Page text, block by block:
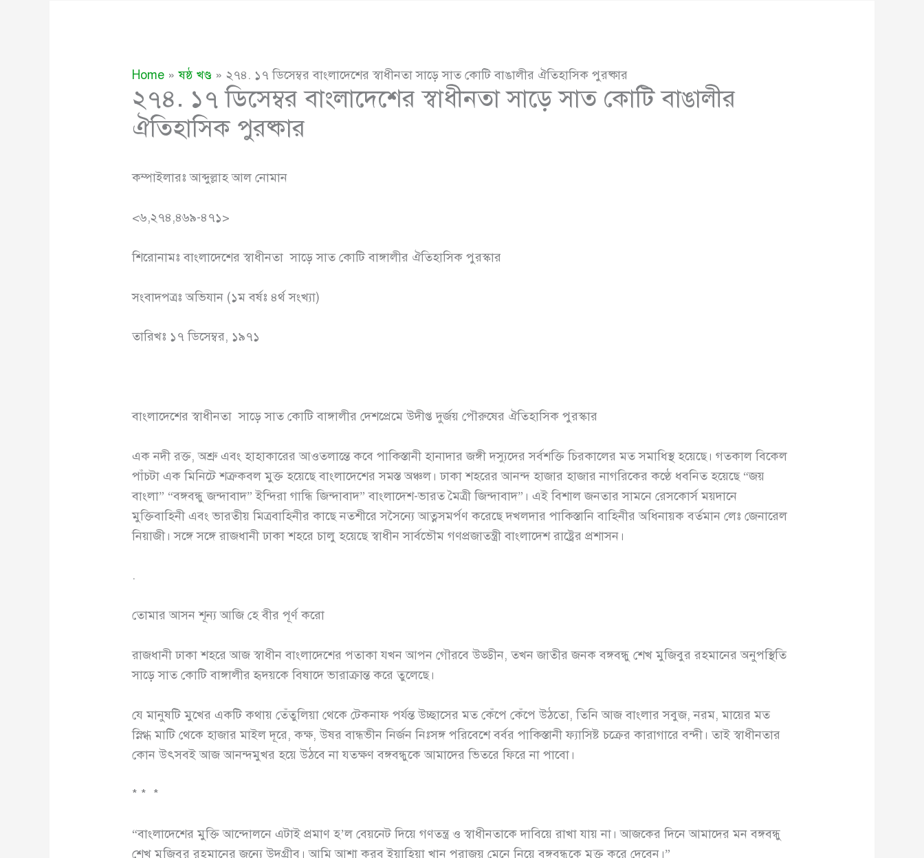
Home ষষ্ঠ খণ্ড ২৭৪. ১৭ ডিসেম্বর বাংলাদেশের স্বাধীনতা সাড়ে সাত কোটি বাঙালীর ঐতিহাসিক পুরষ্কার
২৭৪. ১৭ ডিসেম্বর বাংলাদেশের স্বাধীনতা সাড়ে সাত কোটি বাঙালীর
ঐতিহাসিক পুরষ্কার
কম্পাইলারঃ আব্দুল্লাহ আল নোমান
<৬,২৭৪,৪৬৯-৪৭১>
শিরোনামঃ বাংলাদেশের স্বাধীনতা সাড়ে সাত কোটি বাঙ্গালীর ঐতিহাসিক পুরস্কার
সংবাদপত্রঃ অভিযান (১ম বর্ষঃ ৪র্থ সংখ্যা)
তারিখঃ ১৭ ডিসেম্বর, ১৯৭১
বাংলাদেশের স্বাধীনতা সাড়ে সাত কোটি বাঙ্গালীর দেশপ্রেমে উদীপ্ত দুর্জয় পৌরুষের ঐতিহাসিক পুরস্কার
এক নদী রক্ত, অশ্রু এবং হাহাকারের আওতলান্তে কবে পাকিস্তানী হানাদার জঙ্গী দস্যুদের সর্বশক্তি চিরকালের মত সমাধিস্থ হয়েছে। গতকাল বিকেল
পাঁচটা এক মিনিটে শত্রুকবল মুক্ত হয়েছে বাংলাদেশের সমস্ত অঞ্চল। ঢাকা শহরের আনন্দ হাজার হাজার নাগরিকের কণ্ঠে ধবনিত হয়েছে “জয়
বাংলা” “বঙ্গবন্ধু জন্দাবাদ” ইন্দিরা গান্ধি জিন্দাবাদ” বাংলাদেশ-ভারত মৈত্রী জিন্দাবাদ”। এই বিশাল জনতার সামনে রেসকোর্স ময়দানে
মুক্তিবাহিনী এবং ভারতীয় মিত্রবাহিনীর কাছে নতশীরে সসৈন্যে আত্নসমর্পণ করেছে দখলদার পাকিস্তানি বাহিনীর অধিনায়ক বর্তমান লেঃ জেনারেল
নিয়াজী। সঙ্গে সঙ্গে রাজধানী ঢাকা শহরে চালু হয়েছে স্বাধীন সার্বভৌম গণপ্রজাতন্ত্রী বাংলাদেশ রাষ্ট্রের প্রশাসন।
.
তোমার আসন শূন্য আজি হে বীর পূর্ণ করো
রাজধানী ঢাকা শহরে আজ স্বাধীন বাংলাদেশের পতাকা যখন আপন গৌরবে উড্ডীন, তখন জাতীর জনক বঙ্গবন্ধু শেখ মুজিবুর রহমানের অনুপস্থিতি
সাড়ে সাত কোটি বাঙ্গালীর হৃদয়কে বিষাদে ভারাক্রান্ত করে তুলেছে।
যে মানুষটি মুখের একটি কথায় তেঁতুলিয়া থেকে টেকনাফ পর্যন্ত উচ্ছাসের মত কেঁপে কেঁপে উঠতো, তিনি আজ বাংলার সবুজ, নরম, মায়ের মত
স্নিগ্ধ মাটি থেকে হাজার মাইল দূরে, কক্ষ, উষর বান্ধভীন নির্জন নিঃসঙ্গ পরিবেশে বর্বর পাকিস্তানী ফ্যাসিষ্ট চক্রের কারাগারে বন্দী। তাই স্বাধীনতার
কোন উৎসবই আজ আনন্দমুখর হয়ে উঠবে না যতক্ষণ বঙ্গবন্ধুকে আমাদের ভিতরে ফিরে না পাবো।
* * *
“বাংলাদেশের মুক্তি আন্দোলনে এটাই প্রমাণ হ’ল বেয়নেট দিয়ে গণতন্ত্র ও স্বাধীনতাকে দাবিয়ে রাখা যায় না। আজকের দিনে আমাদের মন বঙ্গবন্ধু
শেখ মুজিবুর রহমানের জন্যে উদগ্রীব। আমি আশা করব ইয়াহিয়া খান পরাজয় মেনে নিয়ে বঙ্গবন্ধুকে মুক্ত করে দেবেন।”